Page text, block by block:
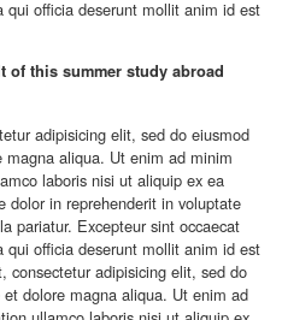
officia deserunt mollit anim id est
of this summer study abroad
adipisicing elit, sed do eiusmod
aliqua. Ut enim ad minim
laboris nisi ut aliquip ex ea
dolor in reprehenderit in voluptate
pariatur. Excepteur sint occaecat
officia deserunt mollit anim id est
consectetur adipisicing elit, sed do
dolore magna aliqua. Ut enim ad